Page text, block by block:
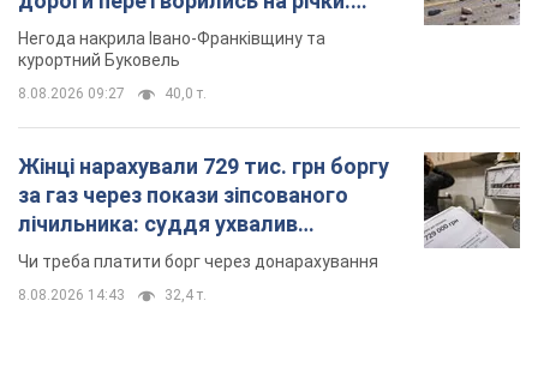
неочікуване рішення
8.08.2026 14:43 32,4 т.